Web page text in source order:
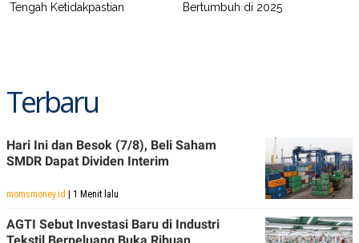
Tengah Ketidakpastian
Bertumbuh di 2025
Terbaru
Hari Ini dan Besok (7/8), Beli Saham
SMDR Dapat Dividen Interim
momsmoney.id | 1 Menit lalu
AGTI Sebut Investasi Baru di Industri